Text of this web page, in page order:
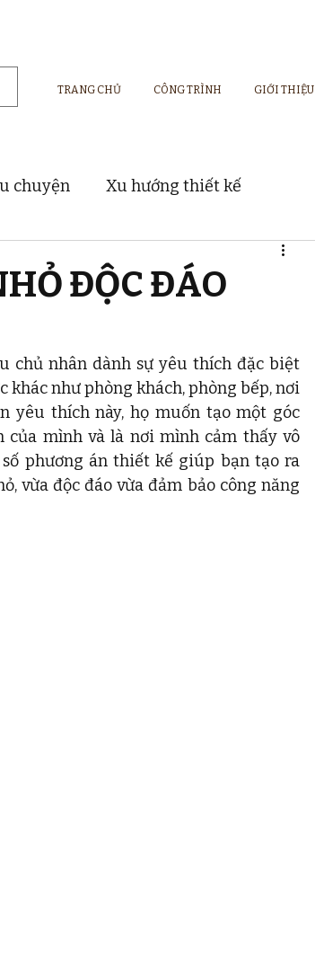
TRANG CHỦ
CÔNG TRÌNH GIỚI THIỆU
chuyện Xu hướng thiết kế
Dự án thực tế
ĐỘC ĐÁO
chủ nhân dành sự yêu thích đặc biệt
như phòng khách, phòng bếp, nơi
yêu thích này, họ muốn tạo một góc
mình và là nơi mình cảm thấy vô
phương án thiết kế giúp bạn tạo ra
vừa độc đáo vừa đảm bảo công năng